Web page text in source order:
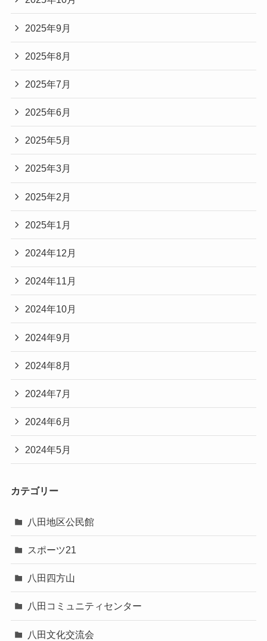
2025年9月
2025年8月
2025年7月
2025年6月
2025年5月
2025年3月
2025年2月
2025年1月
2024年12月
2024年11月
2024年10月
2024年9月
2024年8月
2024年7月
2024年6月
2024年5月
カテゴリー
八田地区公民館
スポーツ21
八田四方山
八田コミュニティセンター
八田文化交流会